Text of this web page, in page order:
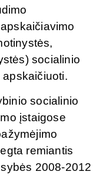
socialinio
socialinio
įstaigose
remiantis
2008-2012